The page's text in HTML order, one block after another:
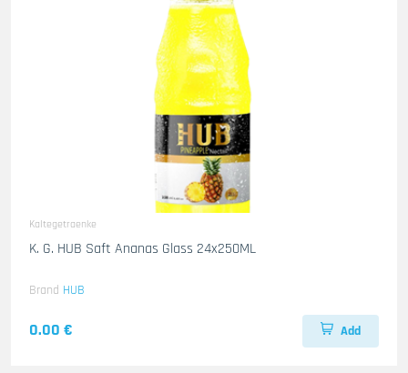
Kaltegetraenke
K. G. HUB Saft Ananas Glass 24x250ML
Brand HUB
0.00 € Add